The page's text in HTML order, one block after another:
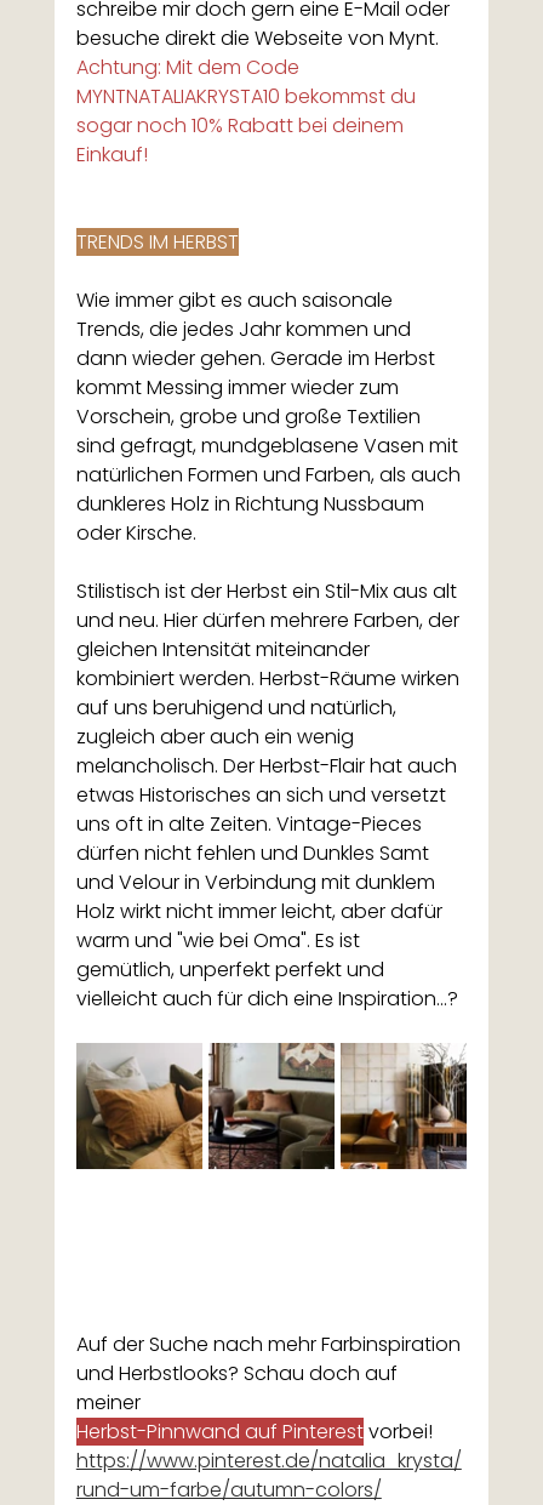
schreibe mir doch gern eine E-Mail oder
besuche direkt die Webseite von Mynt.
Achtung: Mit dem Code
MYNTNATALIAKRYSTA10 bekommst du
sogar noch 10% Rabatt bei deinem
Einkauf!
TRENDS IM HERBST
Wie immer gibt es auch saisonale
Trends, die jedes Jahr kommen und
dann wieder gehen. Gerade im Herbst
kommt Messing immer wieder zum
Vorschein, grobe und große Textilien
sind gefragt, mundgeblasene Vasen mit
natürlichen Formen und Farben, als auch
dunkleres Holz in Richtung Nussbaum
oder Kirsche.
Stilistisch ist der Herbst ein Stil-Mix aus alt
und neu. Hier dürfen mehrere Farben, der
gleichen Intensität miteinander
kombiniert werden. Herbst-Räume wirken
auf uns beruhigend und natürlich,
zugleich aber auch ein wenig
melancholisch. Der Herbst-Flair hat auch
etwas Historisches an sich und versetzt
uns oft in alte Zeiten. Vintage-Pieces
dürfen nicht fehlen und Dunkles Samt
und Velour in Verbindung mit dunklem
Holz wirkt nicht immer leicht, aber dafür
warm und "wie bei Oma". Es ist
gemütlich, unperfekt perfekt und
vielleicht auch für dich eine Inspiration...?
Auf der Suche nach mehr Farbinspiration
und Herbstlooks? Schau doch auf
meiner
Herbst-Pinnwand auf Pinterest vorbei!
https://www.pinterest.de/natalia_krysta/
rund-um-farbe/autumn-colors/